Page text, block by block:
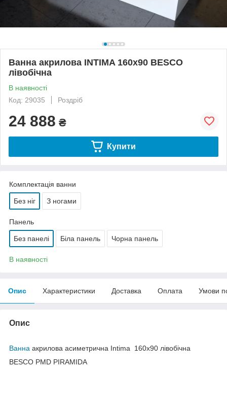
Ванна акрилова INTIMA 160х90 BESCO
лівобічна
В наявності
Код: 29035
Роздріб
24 888 ₴
Купити
Комплектація ванни
Без ніг З ногами
Панель
Без панелі Біла панель Чорна панель
В наявності
Опис Характеристики Доставка Оплата Умови
Опис
Ванна акрилова асиметрична Intima 160х90 лівобічна
BESCO PMD PIRAMIDA